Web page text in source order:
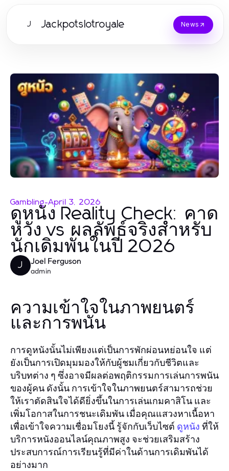
J Jackpotslotroyale News
Gambling-April 3, 2026
ดูหนัง Reality Check: คาด
หวัง vs ผลลัพธ์จริงสำหรับ
นักเดิมพันในปี 2026
J Joel Ferguson
admin
ความเข้าใจในภาพยนตร์
และการพนัน
การดูหนังนั้นไม่เพียงแต่เป็นการพักผ่อนหย่อนใจ แต่
ยังเป็นการเปิดมุมมองให้กับผู้ชมเกี่ยวกับชีวิตและ
บริบทต่าง ๆ ซึ่งอาจมีผลต่อพฤติกรรมการเล่นการพนัน
ของผู้คน ดังนั้น การเข้าใจในภาพยนตร์สามารถช่วย
ให้เราตัดสินใจได้ดียิ่งขึ้นในการเล่นเกมคาสิโน และ
เพิ่มโอกาสในการชนะเดิมพัน เมื่อคุณแสวงหาเนื้อหา
เพื่อเข้าใจความเชื่อมโยงนี้ รู้จักกับเว็บไซต์ ดูหนัง ที่ให้
บริการหนังออนไลน์คุณภาพสูง จะช่วยเสริมสร้าง
ประสบการณ์การเรียนรู้ที่มีค่าในด้านการเดิมพันได้
อย่างมาก